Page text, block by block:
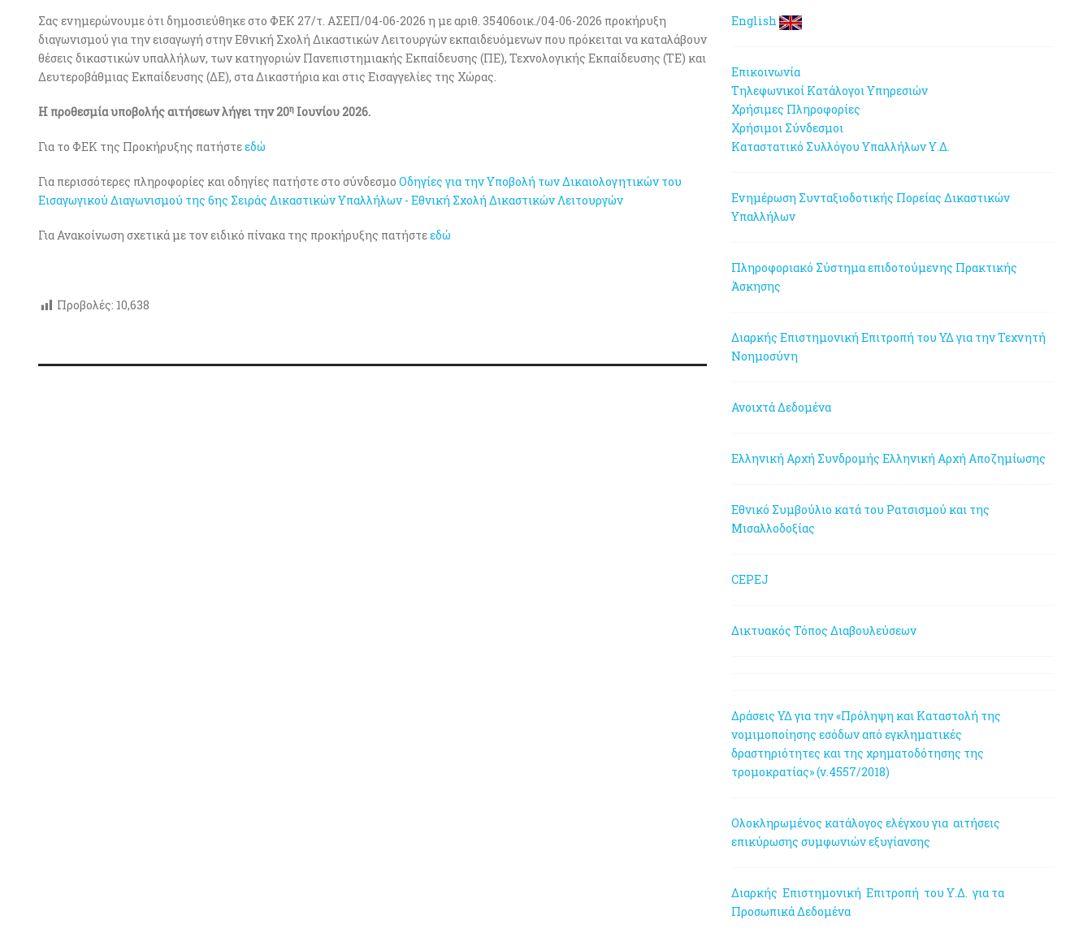
Σας ενημερώνουμε ότι δημοσιεύθηκε στο ΦΕΚ 27/τ. ΑΣΕΠ/04-06-2026 η με αριθ. 35406οικ./04-06-2026 προκήρυξη
διαγωνισμού για την εισαγωγή στην Εθνική Σχολή Δικαστικών Λειτουργών εκπαιδευόμενων που πρόκειται να καταλάβουν
θέσεις δικαστικών υπαλλήλων, των κατηγοριών Πανεπιστημιακής Εκπαίδευσης (ΠΕ), Τεχνολογικής Εκπαίδευσης (ΤΕ) και
Δευτεροβάθμιας Εκπαίδευσης (ΔΕ), στα Δικαστήρια και στις Εισαγγελίες της Χώρας.
Η προθεσμία υποβολής αιτήσεων λήγει την 20η Ιουνίου 2026.
Για το ΦΕΚ της Προκήρυξης πατήστεεδώ
Για περισσότερες πληροφορίες και οδηγίες πατήστε στο σύνδεσμο Οδηγίες για την Υποβολή των Δικαιολογητικών του
Εισαγωγικού Διαγωνισμού της 6ης Σειράς Δικαστικών Υπαλλήλων - Εθνική Σχολή Δικαστικών Λειτουργών
Για Ανακοίνωση σχετικά με τον ειδικό πίνακα της προκήρυξης πατήστεεδώ
Προβολές: 10,638
English
Επικοινωνία
Τηλεφωνικοί Κατάλογοι Υπηρεσιών
Χρήσιμες Πληροφορίες
Χρήσιμοι Σύνδεσμοι
Καταστατικό Συλλόγου Υπαλλήλων Υ.Δ.
Ενημέρωση Συνταξιοδοτικής Πορείας Δικαστικών
Υπαλλήλων
Πληροφοριακό Σύστημα επιδοτούμενης Πρακτικής
Άσκησης
Διαρκής Επιστημονική Επιτροπή του ΥΔ για την Τεχνητή
Νοημοσύνη
Ανοιχτά Δεδομένα
Ελληνική Αρχή Συνδρομής Ελληνική Αρχή Αποζημίωσης
Εθνικό Συμβούλιο κατά του Ρατσισμού και της
Μισαλλοδοξίας
CEPEJ
Δικτυακός Τόπος Διαβουλεύσεων
Δράσεις ΥΔ για την «Πρόληψη και Καταστολή της
νομιμοποίησης εσόδων από εγκληματικές
δραστηριότητες και της χρηματοδότησης της
τρομοκρατίας» (ν.4557/2018)
Ολοκληρωμένος κατάλογος ελέγχου για αιτήσεις
επικύρωσης συμφωνιών εξυγίανσης
Διαρκής Επιστημονική Επιτροπή του Υ.Δ. για τα
Προσωπικά Δεδομένα